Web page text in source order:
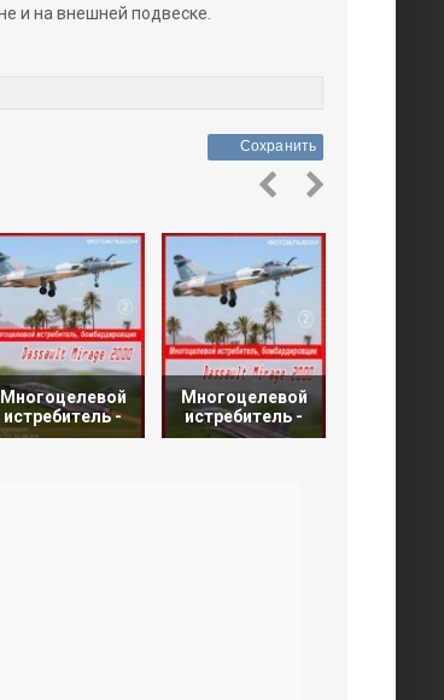
и на внешней подвеске.
Сохранить
Многоцелевой
истребитель -
Многоцелевой
истребитель -